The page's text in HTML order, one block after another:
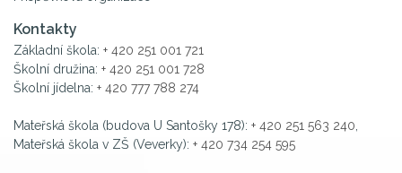
Kontakty
Základní škola: + 420 251 001 721
Školní družina: + 420 251 001 728
Školní jídelna: + 420 777 788 274
Mateřská škola (budova U Santošky 178): + 420 251 563 240
Mateřská škola v ZŠ (Veverky): + 420 734 254 595